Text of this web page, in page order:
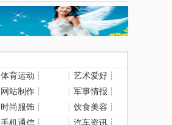
体育运动 ┊ ┊ 艺术爱好┊
网站制作┊ ┊ 军事情报 ┊
时尚服饰┊ ┊ 饮食美容 ┊
手机通信┊ ┊ 汽车资讯┊